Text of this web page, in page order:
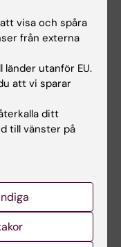
Lidén, Anneli
Lindh, och
2021,
visa och spåra
från externa
utanför EU.
att vi sparar
ditt
till vänster på